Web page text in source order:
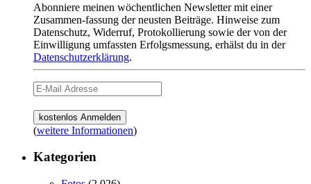
Abonniere meinen wöchentlichen Newsletter mit einer
Zusammen-fassung der neusten Beiträge. Hinweise zum
Datenschutz, Widerruf, Protokollierung sowie der von der
Einwilligung umfassten Erfolgsmessung, erhälst du in der
Datenschutzerklärung.
(weitere Informationen)
Kategorien